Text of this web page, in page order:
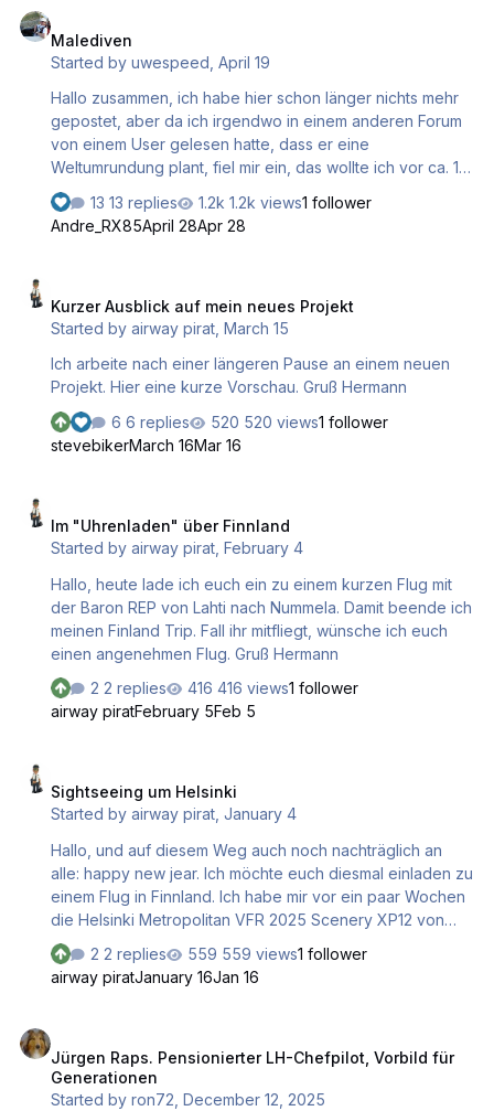
Malediven
Started byuwespeed ,April 19
Hallo zusammen, ich habe hier schon länger nichts mehr
gepostet, aber da ich irgendwo in einem anderen Forum
von einem User gelesen hatte, dass er eine
Weltumrundung plant, fiel mir ein, das wollte ich vor ca. 10
Jahren auch machen. Ich bin ja sogar mit der Caravan
mehrere Tausend Kilometer geflogen, aber dann kam halt
das echte Leben dazwischen. Jedenfalls dachte ich mir,
fliegen. Da ich nun einen (virtuellen) Job als Barfußpilot
auf den Malediven "gewonnen" 😄 habe, muss ich nun
EDDF nach VRMM. Am Gate …
13 replies 1.2k views1 follower
Andre_RX85April 28Apr 28
Kurzer Ausblick auf mein neues Projekt
Started byairway pirat ,March 15
Ich arbeite nach einer längeren Pause an einem neuen
Projekt. Hier eine kurze Vorschau. Gruß Hermann
6 replies
520 views1 follower
stevebikerMarch 16Mar 16
Im "Uhrenladen" über Finnland
Started byairway pirat ,February 4
Hallo, heute lade ich euch ein zu einem kurzen Flug mit
der Baron REP von Lahti nach Nummela. Damit beende ich
meinen Finland Trip. Fall ihr mitfliegt, wünsche ich euch
einen angenehmen Flug. Gruß Hermann
2 replies
416 views1 follower
airway piratFebruary 5Feb 5
Sightseeing um Helsinki
Started byairway pirat ,January 4
Hallo, und auf diesem Weg auch noch nachträglich an
alle: happy new jear. Ich möchte euch diesmal einladen zu
einem Flug in Finnland. Ich habe mir vor ein paar Wochen
die Helsinki Metropolitan VFR 2025 Scenery XP12 von
FSsimulation zugelegt. Ich bin begeistert von dieser
Szenerie, und wenn ihr Lust habt, nehmt Platz und fliegt
mit. Und bitte: wie beim letzten Mal bei YouTube
2 replies 559 views1 follower
airway piratJanuary 16Jan 16
Jürgen Raps. Pensionierter LH-Chefpilot, Vorbild für
Generationen
Started byron72, December 12, 2025